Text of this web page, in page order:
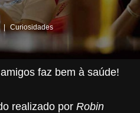
Curiosidades
faz bem à saúde!
realizado por Robin